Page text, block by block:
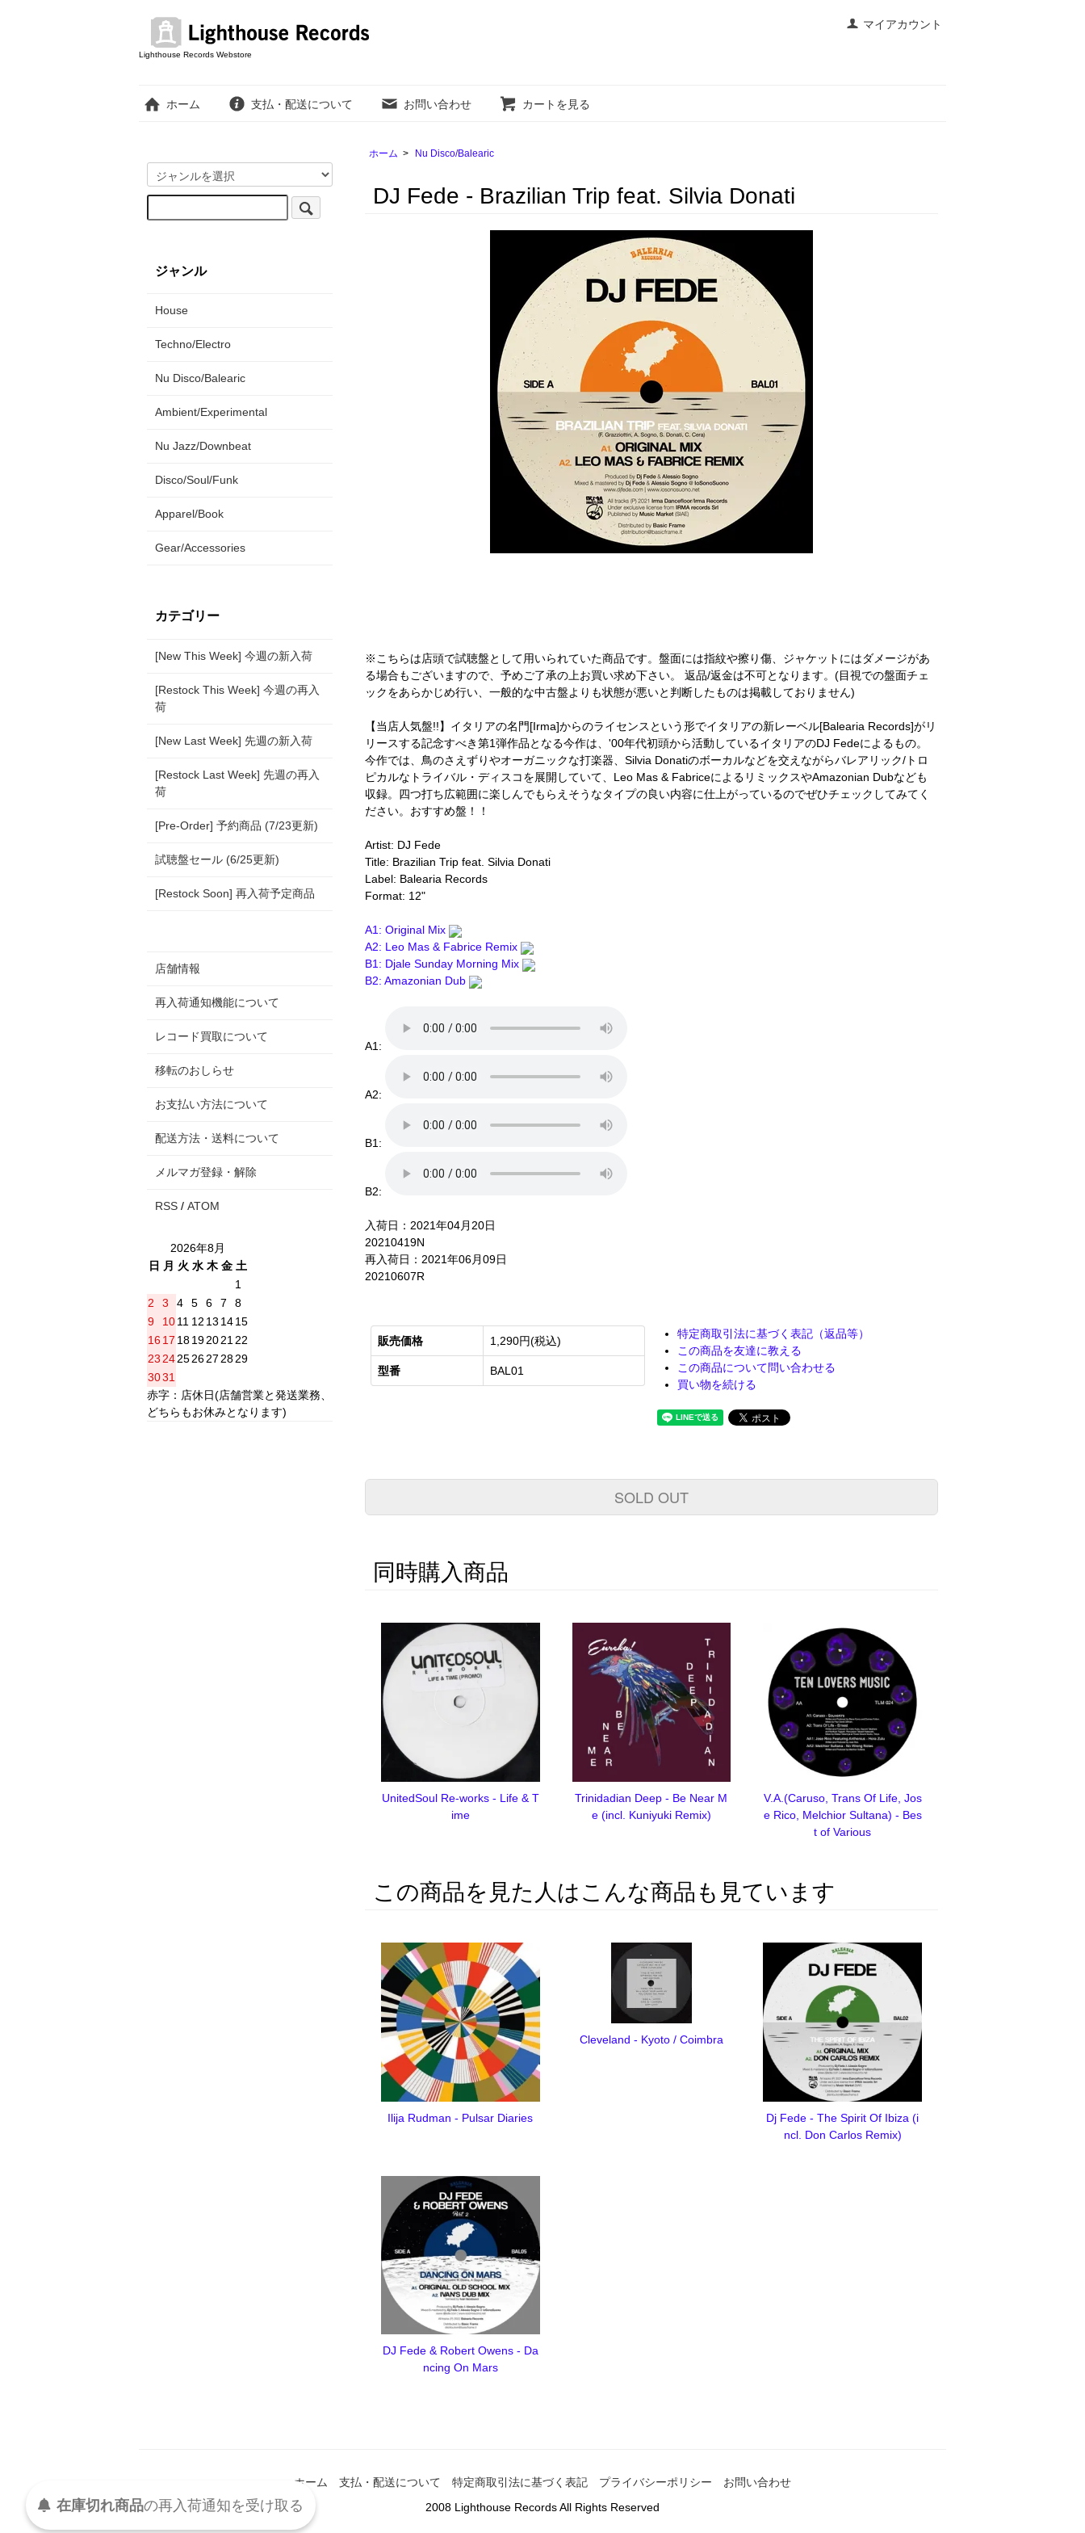
マイアカウント
Lighthouse Records Webstore
ホーム 支払・配送について お問い合わせ カートを見る
ホーム > Nu Disco/Balearic
DJ Fede - Brazilian Trip feat. Silvia Donati
※こちらは店頭で試聴盤として用いられていた商品です。盤面には指紋や擦り傷、ジャケットにはダメージがあ
る場合もございますので、予めご了承の上お買い求め下さい。 返品/返金は不可となります。(目視での盤面チェ
ックをあらかじめ行い、一般的な中古盤よりも状態が悪いと判断したものは掲載しておりません)
【当店人気盤!!】イタリアの名門[Irma]からのライセンスという形でイタリアの新レーベル[Balearia Records]がリ
リースする記念すべき第1弾作品となる今作は、'00年代初頭から活動しているイタリアのDJ Fedeによるもの。
今作では、鳥のさえずりやオーガニックな打楽器、Silvia Donatiのボーカルなどを交えながらバレアリック/トロ
ピカルなトライバル・ディスコを展開していて、Leo Mas & FabriceによるリミックスやAmazonian Dubなども
収録。四つ打ち広範囲に楽しんでもらえそうなタイプの良い内容に仕上がっているのでぜひチェックしてみてく
ださい。おすすめ盤！！
Artist: DJ Fede
Title: Brazilian Trip feat. Silvia Donati
Label: Balearia Records
Format: 12"
A1: Original Mix
A2: Leo Mas & Fabrice Remix
B1: Djale Sunday Morning Mix
B2: Amazonian Dub
A1:
A2:
B1:
B2:
入荷日：2021年04月20日
20210419N
再入荷日：2021年06月09日
20210607R
販売価格 1,290円(税込)
型番 BAL01
特定商取引法に基づく表記（返品等）
この商品を友達に教える
この商品について問い合わせる
買い物を続ける
SOLD OUT
同時購入商品
UnitedSoul Re-works - Life & T
ime
Trinidadian Deep - Be Near M
e (incl. Kuniyuki Remix)
V.A.(Caruso, Trans Of Life, Jos
e Rico, Melchior Sultana) - Bes
t of Various
この商品を見た人はこんな商品も見ています
Ilija Rudman - Pulsar Diaries
Cleveland - Kyoto / Coimbra
Dj Fede - The Spirit Of Ibiza (i
ncl. Don Carlos Remix)
DJ Fede & Robert Owens - Da
ncing On Mars
ジャンル
House
Techno/Electro
Nu Disco/Balearic
Ambient/Experimental
Nu Jazz/Downbeat
Disco/Soul/Funk
Apparel/Book
Gear/Accessories
カテゴリー
[New This Week] 今週の新入荷
[Restock This Week] 今週の再入
荷
[New Last Week] 先週の新入荷
[Restock Last Week] 先週の再入
荷
[Pre-Order] 予約商品 (7/23更新)
試聴盤セール (6/25更新)
[Restock Soon] 再入荷予定商品
店舗情報
再入荷通知機能について
レコード買取について
移転のおしらせ
お支払い方法について
配送方法・送料について
メルマガ登録・解除
RSS / ATOM
2026年8月
日
月 火 水 木 金 土
1
2
3 4 5 6 7
8
9
1011 12 13 1415
16 17 18192021 22
23 24252627 2829
3031
赤字：店休日(店舗営業と発送業務、
どちらもお休みとなります)
ホーム 支払・配送について 特定商取引法に基づく表記 プライバシーポリシー
お問い合わせ
2008 Lighthouse Records All Rights Reserved
在庫切れ商品の再入荷通知を受け取る